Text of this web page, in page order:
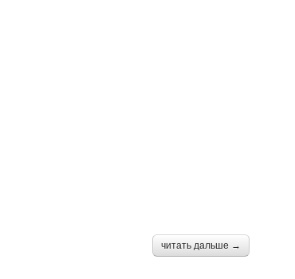
читать дальше →